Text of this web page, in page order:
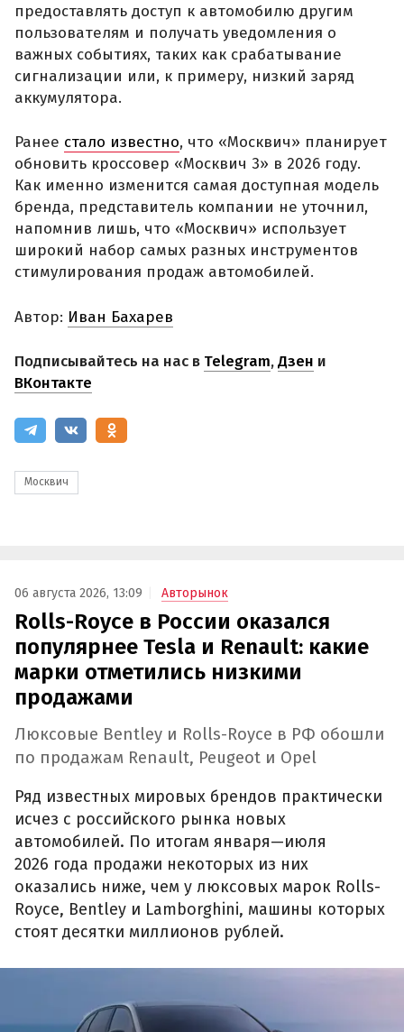
предоставлять доступ к автомобилю другим
пользователям и получать уведомления о
важных событиях, таких как срабатывание
сигнализации или, к примеру, низкий заряд
аккумулятора.
Ранее стало известно, что «Москвич» планирует
обновить кроссовер «Москвич 3» в 2026 году.
Как именно изменится самая доступная модель
бренда, представитель компании не уточнил,
напомнив лишь, что «Москвич» использует
широкий набор самых разных инструментов
стимулирования продаж автомобилей.
Автор: Иван Бахарев
Подписывайтесь на нас в Telegram,Дзен и
ВКонтакте
Москвич
06 августа 2026, 13:09 Авторынок
Rolls-Royce в России оказался
популярнее Tesla и Renault: какие
марки отметились низкими
продажами
Люксовые Bentley и Rolls-Royce в РФ обошли
по продажам Renault, Peugeot и Opel
Ряд известных мировых брендов практически
исчез с российского рынка новых
автомобилей. По итогам января—июля
2026 года продажи некоторых из них
оказались ниже, чем у люксовых марок Rolls-
Royce, Bentley и Lamborghini, машины которых
стоят десятки миллионов рублей.